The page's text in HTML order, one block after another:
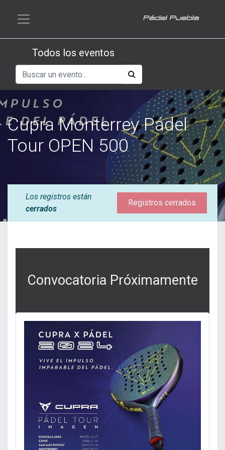
Todos los eventos
Cupra Monterrey Pádel
Tour OPEN 500
Los registros están
cerrados
Registros cerrados
Convocatoria Próximamente